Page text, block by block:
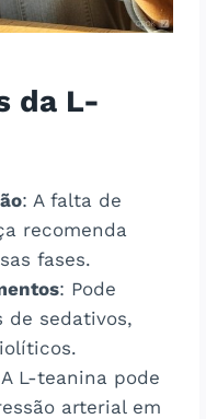
da L-
: A falta de
recomenda
fases.
: Pode
de sedativos,
L-teanina pode
arterial em